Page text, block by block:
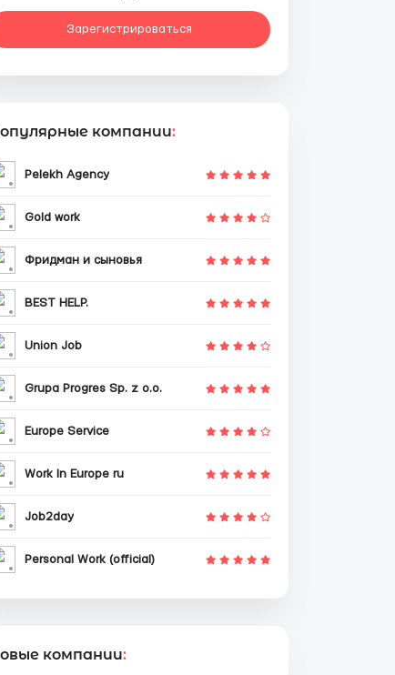
Зарегистрироваться
компании:
Pelekh Agency
Gold work
Фридман и сыновья
BEST HELP.
Union Job
Grupa Progres Sp. z o.o.
Europe Service
Work In Europe ru
Job2day
Personal Work (official)
компании: